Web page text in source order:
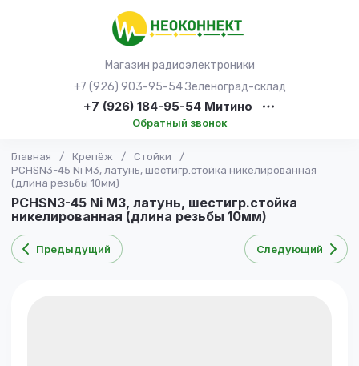
Магазин радиоэлектроники
+7 (926) 903-95-54 Зеленоград-склад
+7 (926) 184-95-54 Митино
Обратный звонок
Главная / Крепёж / Стойки
/
PCHSN3-45 Ni М3, латунь, шестигр.стойка никелированная
(длина резьбы 10мм)
PCHSN3-45 Ni М3, латунь, шестигр.стойка
никелированная (длина резьбы 10мм)
Предыдущий Следующий